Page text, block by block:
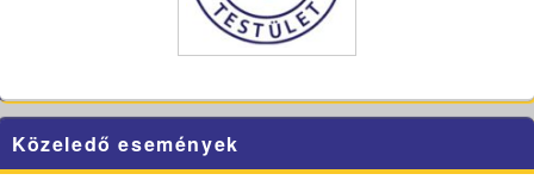
Közeledő események